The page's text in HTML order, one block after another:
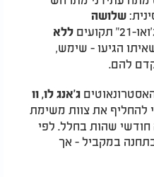
שלושה
ללא
הגיעו - שימש,
להם.
ג'אנג לו, וו
להחליף את צוות משימת
שישה חודשי שהות בחלל. לפי
במקביל - אך